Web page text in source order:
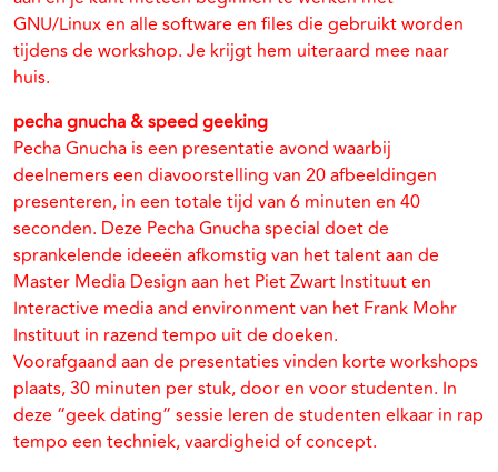
GNU/Linux en alle software en files die gebruikt worden
tijdens de workshop. Je krijgt hem uiteraard mee naar
huis.
pecha gnucha & speed geeking
Pecha Gnucha is een presentatie avond waarbij
deelnemers een diavoorstelling van 20 afbeeldingen
presenteren, in een totale tijd van 6 minuten en 40
seconden. Deze Pecha Gnucha special doet de
sprankelende ideeën afkomstig van het talent aan de
Master Media Design aan het Piet Zwart Instituut en
Interactive media and environment van het Frank Mohr
Instituut in razend tempo uit de doeken.
Voorafgaand aan de presentaties vinden korte workshops
plaats, 30 minuten per stuk, door en voor studenten. In
deze “geek dating” sessie leren de studenten elkaar in rap
tempo een techniek, vaardigheid of concept.